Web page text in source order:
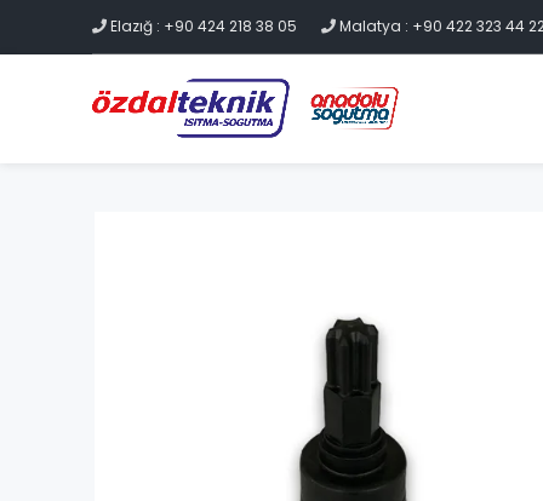
Elazığ : +90 424 218 38 05 Malatya : +90 422 323 44